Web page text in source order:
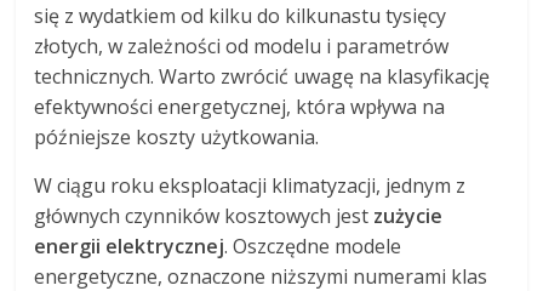
się z wydatkiem od kilku do kilkunastu tysięcy
złotych, w zależności od modelu i parametrów
technicznych. Warto zwrócić uwagę na klasyfikację
efektywności energetycznej, która wpływa na
późniejsze koszty użytkowania.
W ciągu roku eksploatacji klimatyzacji, jednym z
głównych czynników kosztowych jest zużycie
energii elektrycznej. Oszczędne modele
energetyczne, oznaczone niższymi numerami klas